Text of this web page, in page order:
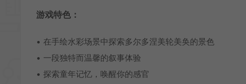
游戏特色：
• 在手绘水彩场景中探索多尔多涅美轮美奂的景色
• 一段独特而温馨的叙事体验
• 探索童年记忆，唤醒你的感官